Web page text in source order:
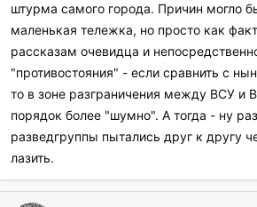
штурма самого города. Причин могло
маленькая тележка, но просто как
рассказам очевидца и
"противостояния" - если сравнить с
то в зоне разграничения между ВСУ и
порядок более "шумно". А тогда - ну
разведгруппы пытались друг к другу
лазить.